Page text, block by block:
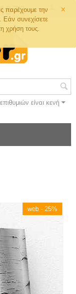
×
παρέχουμε την
Εάν συνεχίσετε
χρήση τους.
είναι κενή
web - 25%